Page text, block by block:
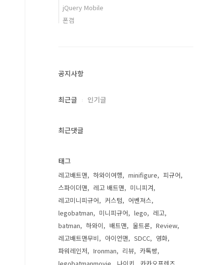
jQuery Mobile
폰갭
공지사항
최근글 인기글
최근댓글
태그
레고배트맨 하와이여행 minifigure
피규어
스파이더맨
레고 배트맨
미니피겨
레고미니피규어
커스텀
어벤져스
legobatman
미니피규어 lego
레고
batman
하와이 배트맨 울트론
Review
레고배트맨무비
아이언맨 SDCC
영화
파워레인저
Ironman 리뷰
카톡빵